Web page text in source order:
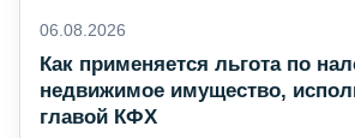
06.08.2026
Как применяется льгота по
недвижимое имущество,
главой КФХ